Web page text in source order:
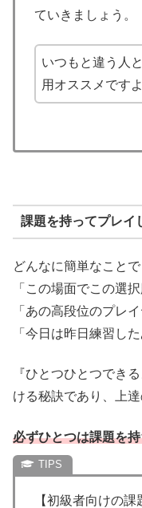
ていきましょう。
いつもと違う人
用オススメです
課題を持ってプレイ
どんなに簡単なことで
「この場面でこの選
「あの高段位のプレ
「今日は昨日練習し
『ひとつひとつでき
ける秘訣であり、上
必ずひとつは課題を
【初級者向けの課